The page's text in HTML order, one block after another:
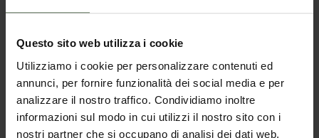
Questo sito web utilizza i cookie
Utilizziamo i cookie per personalizzare contenuti ed
annunci, per fornire funzionalità dei social media e per
analizzare il nostro traffico. Condividiamo inoltre
informazioni sul modo in cui utilizzi il nostro sito con i
nostri partner che si occupano di analisi dei dati web,